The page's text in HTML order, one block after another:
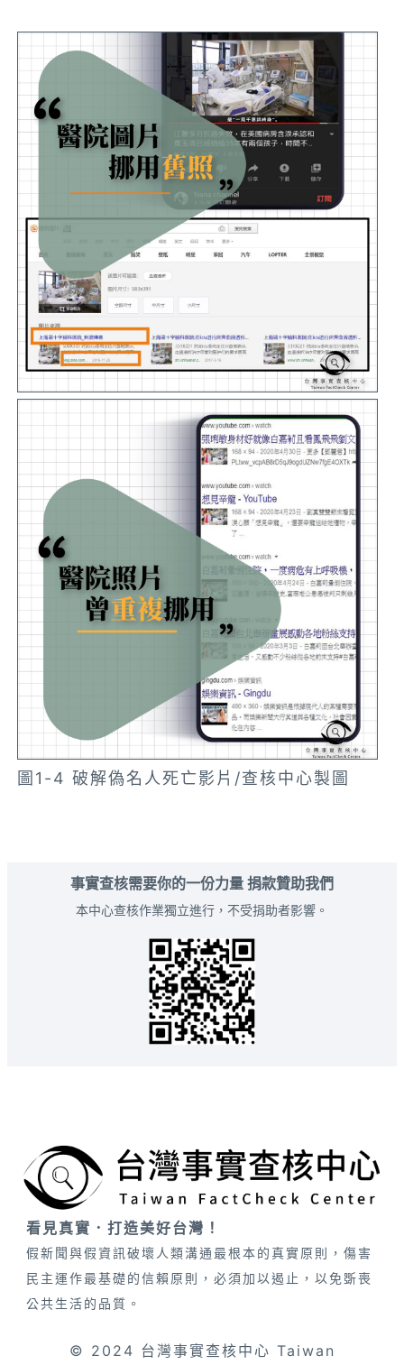
圖1-4 破解偽名人死亡影片/查核中心製圖
事實查核需要你的一份力量 捐款贊助我們
本中心查核作業獨立進行，不受捐助者影響。
看見真實．打造美好台灣！
假新聞與假資訊破壞人類溝通最根本的真實原則，傷害
民主運作最基礎的信賴原則，必須加以遏止，以免斲喪
公共生活的品質。
© 2024 台灣事實查核中心 Taiwan